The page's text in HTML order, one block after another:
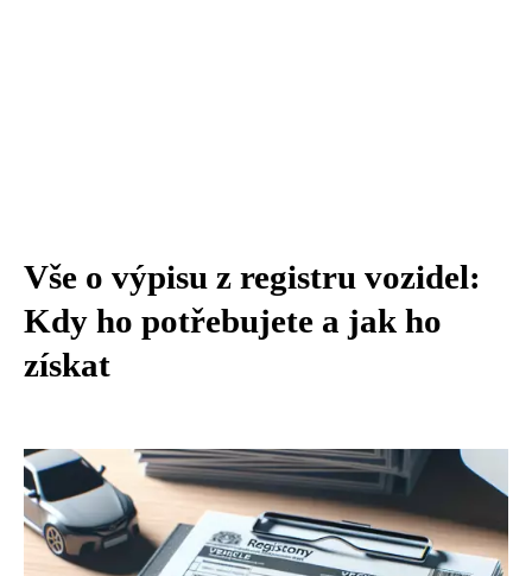
Vše o výpisu z registru vozidel:
Kdy ho potřebujete a jak ho
získat